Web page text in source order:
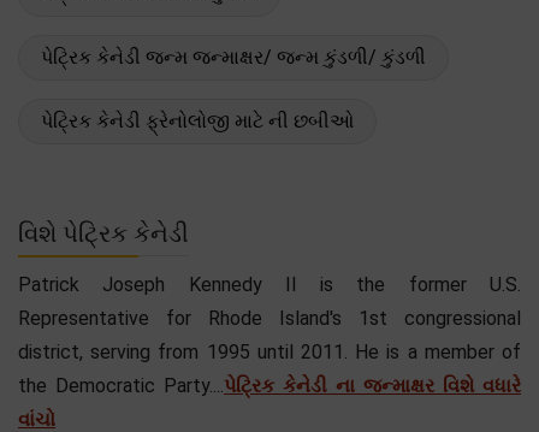
પેટ્રિક કેનેડી જન્મ જન્માક્ષર/ જન્મ કુંડળી/ કુંડળી
પેટ્રિક કેનેડી ફ્રેનોલોજી માટે ની છબીઓ
વિશે પેટ્રિક કેનેડી
Patrick Joseph Kennedy II is the former U.S.
Representative for Rhode Island's 1st congressional
district, serving from 1995 until 2011. He is a member of
the Democratic Party....પેટ્રિક કેનેડી ના જન્માક્ષર વિશે વધારે
વાંચો